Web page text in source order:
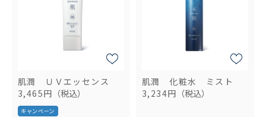
肌潤 ＵＶエッセンス
3,465円 （税込）
肌潤 化粧水 ミスト
3,234円 （税込）